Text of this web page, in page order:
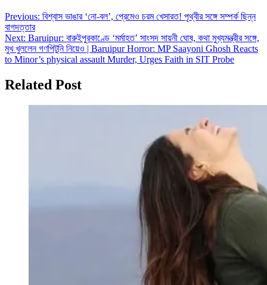
Post
navigation
Previous: বিশ্বাস ভাঙার ‘নো-বল’, প্রেমেও চরম খেসারত! পৃথ্বীর সঙ্গে সম্পর্ক ছিন্ন
বাগদত্তার
Next: Baruipur: বারুইপুরকাণ্ডে ‘মর্মাহত’ সাংসদ সায়নী ঘোষ, কথা মুখ্যমন্ত্রীর সঙ্গে,
মুখ খুললেন গণপিটুনি নিয়েও | Baruipur Horror: MP Saayoni Ghosh Reacts
to Minor’s physical assault Murder, Urges Faith in SIT Probe
Related Post